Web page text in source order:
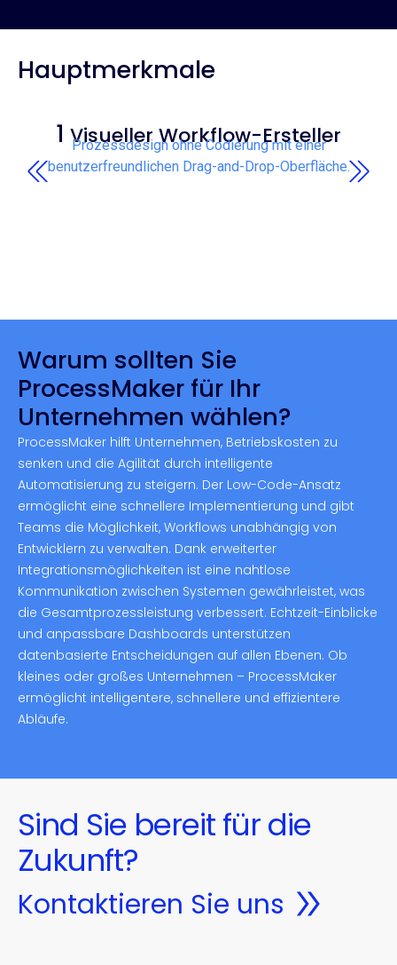
Hauptmerkmale
1 Visueller Workflow-Ersteller
Prozessdesign ohne Codierung mit einer
benutzerfreundlichen Drag-and-Drop-Oberfläche.
Warum sollten Sie
ProcessMaker für Ihr
Unternehmen wählen?
ProcessMaker hilft Unternehmen, Betriebskosten zu
senken und die Agilität durch intelligente
Automatisierung zu steigern. Der Low-Code-Ansatz
ermöglicht eine schnellere Implementierung und gibt
Teams die Möglichkeit, Workflows unabhängig von
Entwicklern zu verwalten. Dank erweiterter
Integrationsmöglichkeiten ist eine nahtlose
Kommunikation zwischen Systemen gewährleistet, was
die Gesamtprozessleistung verbessert. Echtzeit-Einblicke
und anpassbare Dashboards unterstützen
datenbasierte Entscheidungen auf allen Ebenen. Ob
kleines oder großes Unternehmen – ProcessMaker
ermöglicht intelligentere, schnellere und effizientere
Abläufe.
Sind Sie bereit für die
Zukunft?
Kontaktieren Sie uns